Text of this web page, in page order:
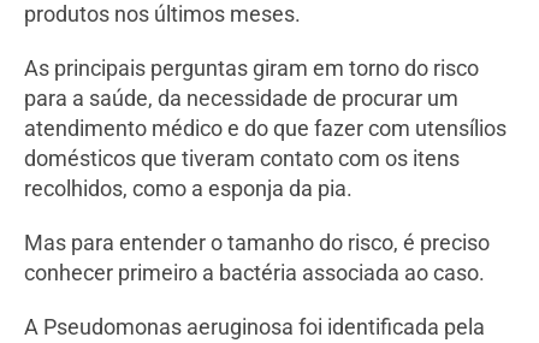
produtos nos últimos meses.
As principais perguntas giram em torno do risco
para a saúde, da necessidade de procurar um
atendimento médico e do que fazer com utensílios
domésticos que tiveram contato com os itens
recolhidos, como a esponja da pia.
Mas para entender o tamanho do risco, é preciso
conhecer primeiro a bactéria associada ao caso.
A Pseudomonas aeruginosa foi identificada pela